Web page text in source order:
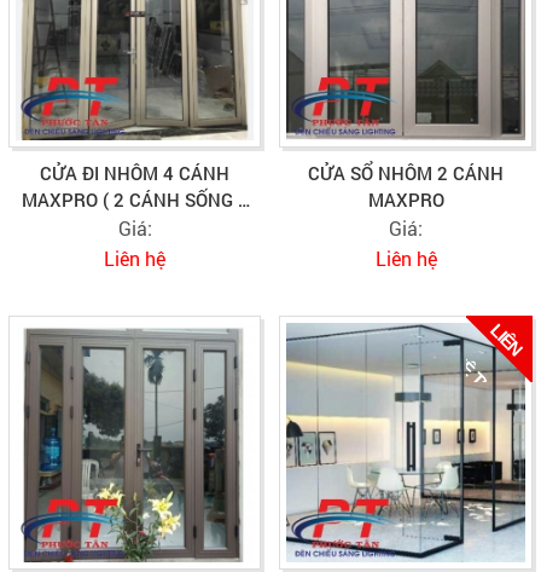
CỬA ĐI NHÔM 4 CÁNH
MAXPRO ( 2 CÁNH SỐNG 2
CÁNH CHẾT )
Giá:
Liên hệ
CỬA SỔ NHÔM 2 CÁNH
MAXPRO
Giá:
Liên hệ
L
I
Ê
N
H
Ệ
T
Ư
V
Ấ
N